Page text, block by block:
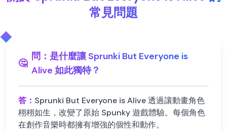
常見問題
🤔
問： 是什麼讓 Sprunki But Everyone is
Alive 如此獨特？
答： Sprunki But Everyone is Alive 透過讓動畫角色
栩栩如生，改變了原始 Spunky 遊戲體驗。每個角色
在創作音樂時都擁有增強的個性和動作。